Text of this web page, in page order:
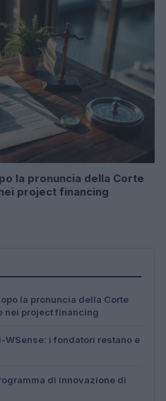
la pronuncia della Corte
project financing
la pronuncia della Corte
nei project financing
i fondatori restano e
di innovazione di